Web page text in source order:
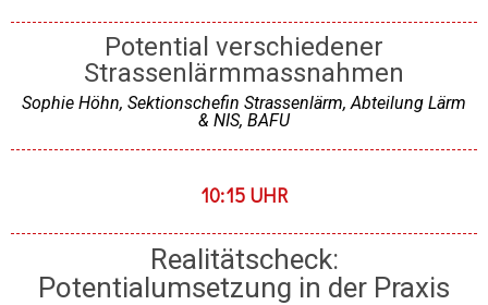
Potential verschiedener
Strassenlärmmassnahmen
Sophie Höhn, Sektionschefin Strassenlärm, Abteilung Lärm
& NIS, BAFU​
10:15 UHR
Realitätscheck:
Potentialumsetzung in der Praxis